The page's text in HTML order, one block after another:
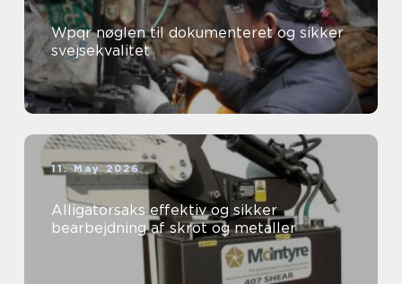
Wpqr nøglen til dokumenteret og sikker
svejsekvalitet
11. May 2026
Alligatorsaks effektiv og sikker
bearbejdning af skrot og metaller